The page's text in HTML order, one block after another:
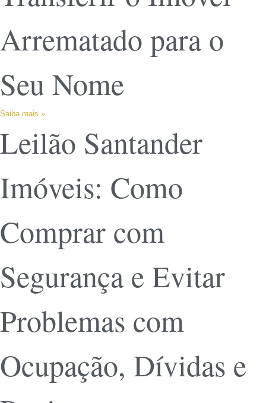
Arrematado para o
Seu Nome
Saiba mais »
Leilão Santander
Imóveis: Como
Comprar com
Segurança e Evitar
Problemas com
Ocupação, Dívidas e